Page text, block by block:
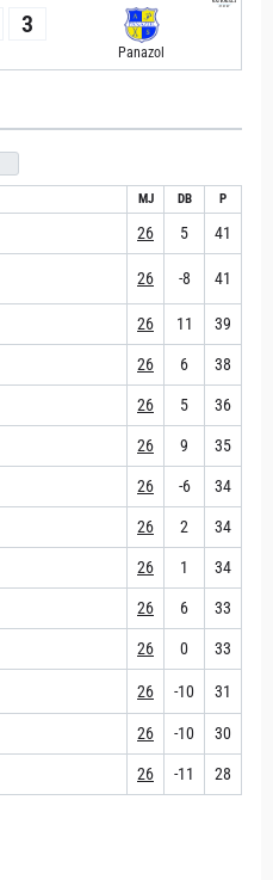
3
Panazol
MJ DB P
26 5 41
26 -8 41
26 11 39
26 6 38
26 5 36
26 9 35
26 -6 34
26 2 34
26 1 34
26 6 33
26 0 33
26 -10 31
26 -10 30
26 -11 28